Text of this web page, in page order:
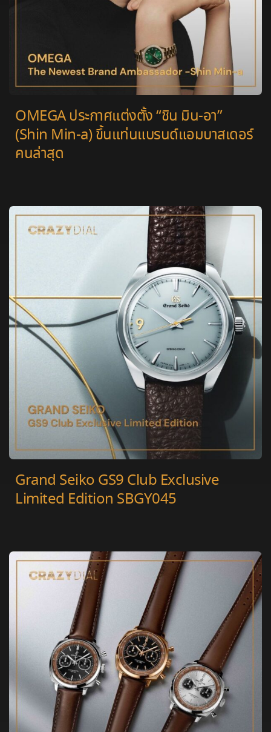
OMEGA ประกาศแต่งตั้ง “ชิน มิน-อา”
(Shin Min-a) ขึ้นแท่นแบรนด์แอมบาสเดอร์
คนล่าสุด
Grand Seiko GS9 Club Exclusive
Limited Edition SBGY045